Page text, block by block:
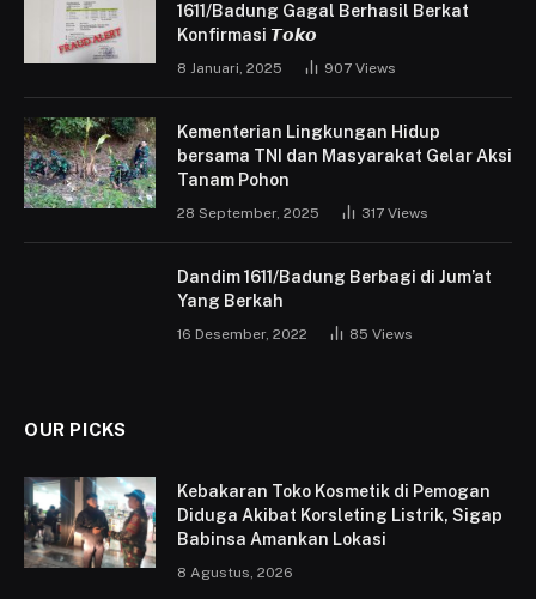
1611/Badung Gagal Berhasil Berkat
Konfirmasi 𝙏𝙤𝙠𝙤
8 Januari, 2025 907 Views
Kementerian Lingkungan Hidup
bersama TNI dan Masyarakat Gelar Aksi
Tanam Pohon
28 September, 2025 317 Views
Dandim 1611/Badung Berbagi di Jum’at
Yang Berkah
16 Desember, 2022 85 Views
OUR PICKS
Kebakaran Toko Kosmetik di Pemogan
Diduga Akibat Korsleting Listrik, Sigap
Babinsa Amankan Lokasi
8 Agustus, 2026